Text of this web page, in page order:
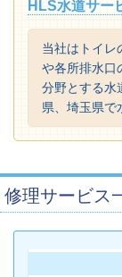
HLS水道サ
当社はトイレ
や各所排水口
分野とする水
県、埼玉県
修理サービス